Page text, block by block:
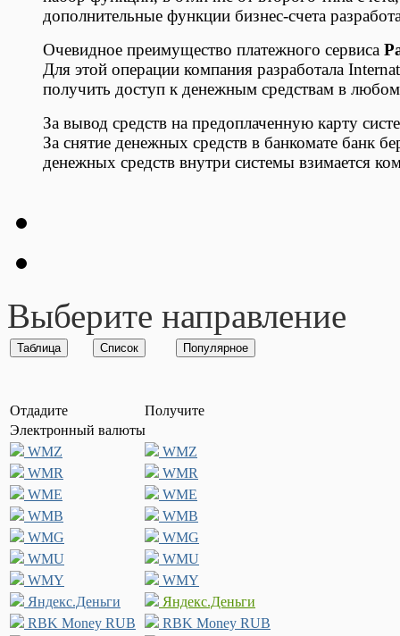
дополнительные функции бизнес-счета
Очевидное преимущество платежного сервиса
Для этой операции компания разработала
получить доступ к денежным средствам в
За вывод средств на предоплаченную карту
За снятие денежных средств в банкомате банк
денежных средств внутри системы взимается
Выберите направление
Отдадите
Получите
Электронный валюты
WMZ
WMZ
WMR
WMR
WME
WME
WMB
WMB
WMG
WMG
WMU
WMU
WMY
WMY
Яндекс.Деньги
Яндекс.Деньги
RBK Money RUB
RBK Money RUB